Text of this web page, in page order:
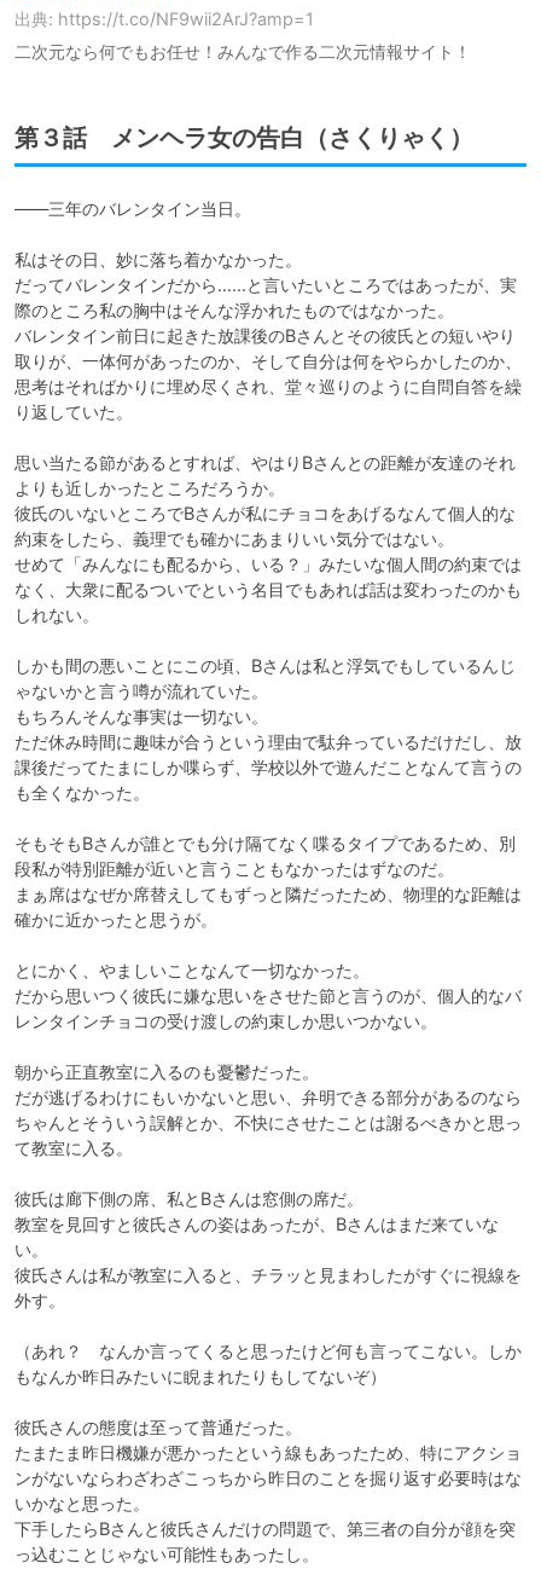
出典: https://t.co/NF9wii2ArJ?amp=1
二次元なら何でもお任せ！みんなで作る二次元情報サイト！
第３話 メンヘラ女の告白（さくりゃく）
――三年のバレンタイン当日。
私はその日、妙に落ち着かなかった。
だってバレンタインだから……と言いたいところではあったが、実
際のところ私の胸中はそんな浮かれたものではなかった。
バレンタイン前日に起きた放課後のBさんとその彼氏との短いやり
取りが、一体何があったのか、そして自分は何をやらかしたのか、
思考はそればかりに埋め尽くされ、堂々巡りのように自問自答を繰
り返していた。
思い当たる節があるとすれば、やはりBさんとの距離が友達のそれ
よりも近しかったところだろうか。
彼氏のいないところでBさんが私にチョコをあげるなんて個人的な
約束をしたら、義理でも確かにあまりいい気分ではない。
せめて「みんなにも配るから、いる？」みたいな個人間の約束では
なく、大衆に配るついでという名目でもあれば話は変わったのかも
しれない。
しかも間の悪いことにこの頃、Bさんは私と浮気でもしているんじ
ゃないかと言う噂が流れていた。
もちろんそんな事実は一切ない。
ただ休み時間に趣味が合うという理由で駄弁っているだけだし、放
課後だってたまにしか喋らず、学校以外で遊んだことなんて言うの
も全くなかった。
そもそもBさんが誰とでも分け隔てなく喋るタイプであるため、別
段私が特別距離が近いと言うこともなかったはずなのだ。
まぁ席はなぜか席替えしてもずっと隣だったため、物理的な距離は
確かに近かったと思うが。
とにかく、やましいことなんて一切なかった。
だから思いつく彼氏に嫌な思いをさせた節と言うのが、個人的なバ
レンタインチョコの受け渡しの約束しか思いつかない。
朝から正直教室に入るのも憂鬱だった。
だが逃げるわけにもいかないと思い、弁明できる部分があるのなら
ちゃんとそういう誤解とか、不快にさせたことは謝るべきかと思っ
て教室に入る。
彼氏は廊下側の席、私とBさんは窓側の席だ。
教室を見回すと彼氏さんの姿はあったが、Bさんはまだ来ていな
い。
彼氏さんは私が教室に入ると、チラッと見まわしたがすぐに視線を
外す。
（あれ？　なんか言ってくると思ったけど何も言ってこない。しか
もなんか昨日みたいに睨まれたりもしてないぞ）
彼氏さんの態度は至って普通だった。
たまたま昨日機嫌が悪かったという線もあったため、特にアクショ
ンがないならわざわざこっちから昨日のことを掘り返す必要時はな
いかなと思った。
下手したらBさんと彼氏さんだけの問題で、第三者の自分が顔を突
っ込むことじゃない可能性もあったし。